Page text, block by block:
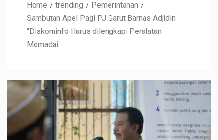
Home trending
Pemerintahan
Sambutan Apel Pagi PJ Garut Barnas Adjidin
“Diskominfo Harus dilengkapi Peralatan
Memadai